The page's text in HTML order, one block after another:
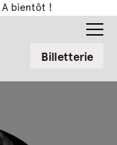
bientôt !
Billetterie